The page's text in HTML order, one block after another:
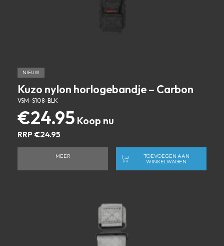
NIEUW
Kuzo nylon horlogebandje – Carbon
VSM-S108-BLK
€24.95
RRP €24.95
MEER TOEVOEGEN AAN
WINKELWAGEN